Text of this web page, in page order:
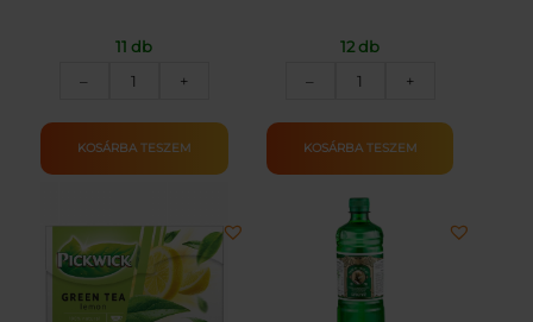
11 db
–
COMPLETA
UTÁNTÖLTŐ
200G
+
KOSÁRBA TESZEM
12 db
–
D.E.OMNIA
VÁKUM
ŐRÖLT
mennyiség
+
KOSÁRBA TESZEM